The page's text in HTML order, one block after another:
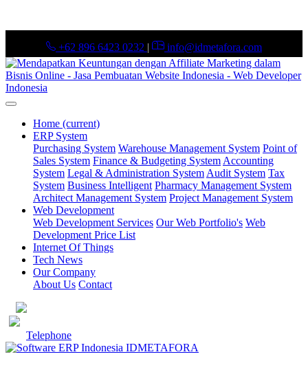
+62 896 6423 0232 | info@idmetafora.com
Home (current)
ERP System
Purchasing System Warehouse Management System Point of
Sales System Finance & Budgeting System Accounting
System Legal & Administration System Audit System Tax
System Business Intelligent Pharmacy Management System
Architect Management System Project Management System
Web Development
Web Development Services Our Web Portfolio's Web
Development Price List
Internet Of Things
Tech News
Our Company
About Us Contact
Telephone